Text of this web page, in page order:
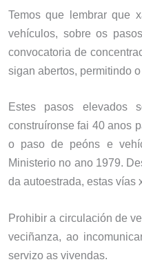
Temos que lembrar que
vehículos, sobre os
convocatoria de
sigan abertos, permitindo
Estes pasos elevados
construíronse fai 40anos
o paso de peóns e
Ministerio no ano 1979.
da autoestrada, estas vías
Prohibir a circulación de
veciñanza, ao
servizo as vivendas.